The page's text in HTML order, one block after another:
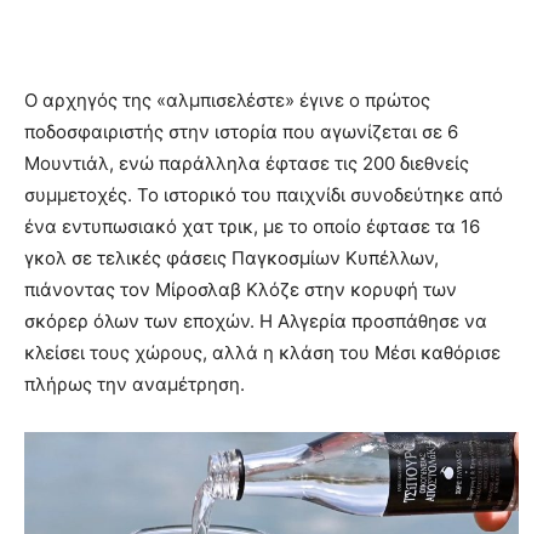
Ο αρχηγός της «αλμπισελέστε» έγινε ο πρώτος
ποδοσφαιριστής στην ιστορία που αγωνίζεται σε 6
Μουντιάλ, ενώ παράλληλα έφτασε τις 200 διεθνείς
συμμετοχές. Το ιστορικό του παιχνίδι συνοδεύτηκε από
ένα εντυπωσιακό χατ τρικ, με το οποίο έφτασε τα 16
γκολ σε τελικές φάσεις Παγκοσμίων Κυπέλλων,
πιάνοντας τον Μίροσλαβ Κλόζε στην κορυφή των
σκόρερ όλων των εποχών. Η Αλγερία προσπάθησε να
κλείσει τους χώρους, αλλά η κλάση του Μέσι καθόρισε
πλήρως την αναμέτρηση.